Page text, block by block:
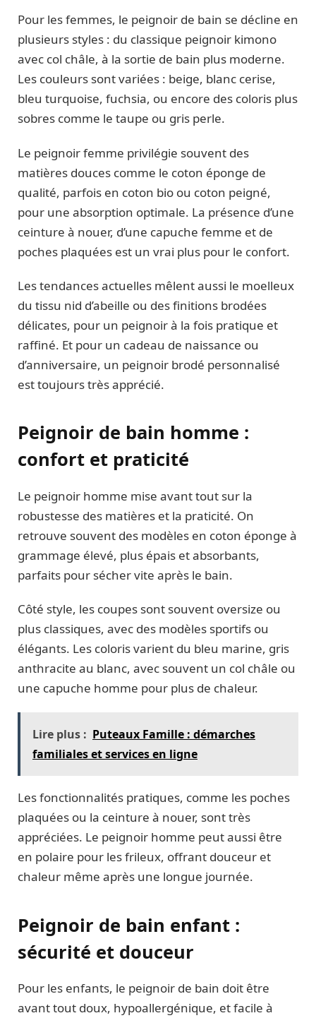
Pour les femmes, le peignoir de bain se décline en
plusieurs styles : du classique peignoir kimono
avec col châle, à la sortie de bain plus moderne.
Les couleurs sont variées : beige, blanc cerise,
bleu turquoise, fuchsia, ou encore des coloris plus
sobres comme le taupe ou gris perle.
Le peignoir femme privilégie souvent des
matières douces comme le coton éponge de
qualité, parfois en coton bio ou coton peigné,
pour une absorption optimale. La présence d’une
ceinture à nouer, d’une capuche femme et de
poches plaquées est un vrai plus pour le confort.
Les tendances actuelles mêlent aussi le moelleux
du tissu nid d’abeille ou des finitions brodées
délicates, pour un peignoir à la fois pratique et
raffiné. Et pour un cadeau de naissance ou
d’anniversaire, un peignoir brodé personnalisé
est toujours très apprécié.
Peignoir de bain homme :
confort et praticité
Le peignoir homme mise avant tout sur la
robustesse des matières et la praticité. On
retrouve souvent des modèles en coton éponge à
grammage élevé, plus épais et absorbants,
parfaits pour sécher vite après le bain.
Côté style, les coupes sont souvent oversize ou
plus classiques, avec des modèles sportifs ou
élégants. Les coloris varient du bleu marine, gris
anthracite au blanc, avec souvent un col châle ou
une capuche homme pour plus de chaleur.
Lire plus : Puteaux Famille : démarches
familiales et services en ligne
Les fonctionnalités pratiques, comme les poches
plaquées ou la ceinture à nouer, sont très
appréciées. Le peignoir homme peut aussi être
en polaire pour les frileux, offrant douceur et
chaleur même après une longue journée.
Peignoir de bain enfant :
sécurité et douceur
Pour les enfants, le peignoir de bain doit être
avant tout doux, hypoallergénique, et facile à